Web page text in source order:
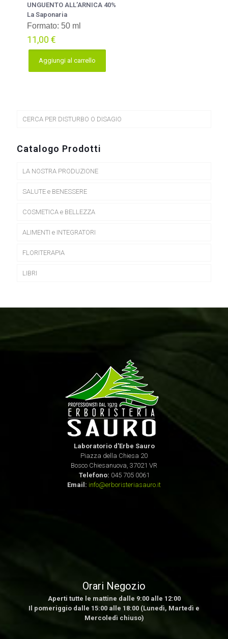
UNGUENTO ALL’ARNICA 40%
La Saponaria
Formato: 50 ml
11,00 €
Aggiungi al carrello
CERCA PER DISTURBO O DISAGIO
Catalogo Prodotti
LA NOSTRA PRODUZIONE
SALUTE e BENESSERE
COSMETICA e BELLEZZA
ALIMENTI e INTEGRATORI
FLORITERAPIA
LIBRI
Laboratorio d'Erbe Sauro
Piazza della Chiesa 20
Bosco Chiesanuova, 37021 VR
Telefono: 045 705 0061
Email: info@erboristeriasauro.it
Orari Negozio
Aperti tutte le mattine dalle 9:00 alle 12:00
Il pomeriggio dalle 15:00 alle 18:00 (Lunedì, Martedì e
Mercoledì chiuso)